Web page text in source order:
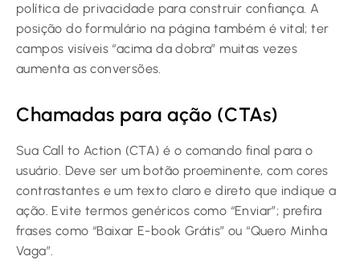
política de privacidade para construir confiança. A
posição do formulário na página também é vital; ter
campos visíveis “acima da dobra” muitas vezes
aumenta as conversões.
Chamadas para ação (CTAs)
Sua Call to Action (CTA) é o comando final para o
usuário. Deve ser um botão proeminente, com cores
contrastantes e um texto claro e direto que indique a
ação. Evite termos genéricos como “Enviar”; prefira
frases como “Baixar E-book Grátis” ou “Quero Minha
Vaga”.